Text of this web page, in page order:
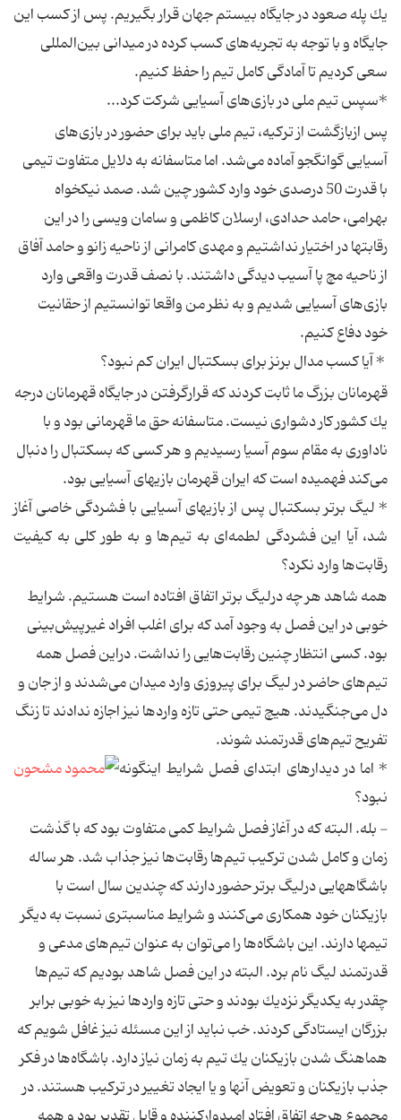
یك پله صعود در جایگاه بیستم جهان قرار بگیریم. پس از كسب این
جایگاه و با توجه به تجربه‌های كسب كرده در میدانی بین‌المللی
سعی كردیم تا آمادگی كامل تیم را حفظ كنیم.
*سپس تیم ملی در بازی‌های آسیایی شركت كرد...
پس ازبازگشت از تركیه، تیم ملی باید برای حضور در بازی‌های
آسیایی گوانگجو آماده می‌شد. اما متاسفانه به دلایل متفاوت تیمی
با قدرت 50 درصدی خود وارد كشور چین شد. صمد نیكخواه
بهرامی، حامد حدادی، ارسلان كاظمی و سامان ویسی را در این
رقابتها در اختیار نداشتیم و مهدی كامرانی از ناحیه زانو و حامد آفاق
از ناحیه مچ پا آسیب دیدگی داشتند. با نصف قدرت واقعی وارد
بازی‌های آسیایی شدیم و به نظر من واقعا توانستیم از حقانیت
خود دفاع كنیم.
* آیا كسب مدال برنز برای بسكتبال ایران كم نبود؟
قهرمانان بزرگ ما ثابت كردند كه قرارگرفتن در جایگاه قهرمانان درجه
یك كشور كار دشواری نیست. متاسفانه حق ما قهرمانی بود و با
ناداوری به مقام سوم آسیا رسیدیم و هر كسی كه بسكتبال را دنبال
می‌كند فهمیده است كه ایران قهرمان بازیهای آسیایی بود.
*‌ لیگ برتر بسكتبال پس از بازیهای آسیایی با فشردگی خاصی آغاز
شد، آیا این فشردگی لطمه‌ای به تیم‌ها و به طور كلی به كیفیت
رقابت‌ها وارد نكرد؟
همه شاهد هر چه درلیگ برتر اتفاق افتاده است هستیم. شرایط
خوبی در این فصل به وجود آمد كه برای اغلب افراد غیرپیش‌بینی
بود. كسی انتظار چنین رقابت‌هایی را نداشت. دراین فصل همه
تیم‌های حاضر در لیگ برای پیروزی وارد میدان می‌شدند و از جان و
دل می‌جنگیدند. هیچ تیمی حتی تازه واردها نیز اجازه ندادند تا زنگ
تفریح تیم‌های قدرتمند شوند.
*‌ اما در دیدارهای ابتدای فصل شرایط اینگونه
نبود؟
-‌ بله. البته كه در آغاز فصل شرایط كمی متفاوت بود كه با گذشت
زمان و كامل شدن تركیب تیم‌ها رقابت‌ها نیز جذاب شد. هر ساله
باشگاههایی درلیگ برتر حضور دارند كه چندین سال است با
بازیكنان خود همكاری می‌كنند و شرایط مناسبتری نسبت به دیگر
تیمها دارند. این باشگاه‌ها را می‌توان به عنوان تیم‌های مدعی و
قدرتمند لیگ نام برد. البته در این فصل شاهد بودیم كه تیم‌ها
چقدر به یكدیگر نزدیك بودند و حتی تازه واردها نیز به خوبی برابر
بزرگان ایستادگی كردند. خب نباید از این مسئله نیز غافل شویم كه
هماهنگ شدن بازیكنان یك تیم به زمان نیاز دارد. باشگاه‌ها در فكر
جذب بازیكنان و تعویض آنها و یا ایجاد تغییر در تركیب هستند. در